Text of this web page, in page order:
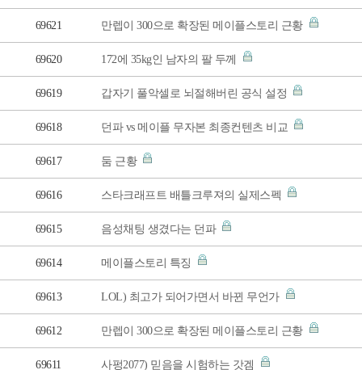
69621 만렙이 300으로 확장된 메이플스토리 근황
69620 172에 35kg인 남자의 팔 두께
69619 갑자기 풀악셀로 뇌절해버린 공식 설정
69618 던파 vs 메이플 무자본 최종컨텐츠 비교
69617 둠 근황
69616 스타크래프트 배틀크루져의 실제스펙
69615 음성채팅 생겼다는 던파
69614 메이플스토리 특징
69613 LOL) 최고가 되어가면서 바뀐 무언가
69612 만렙이 300으로 확장된 메이플스토리 근황
69611 사펑2077) 믿음을 시험하는 갓겜